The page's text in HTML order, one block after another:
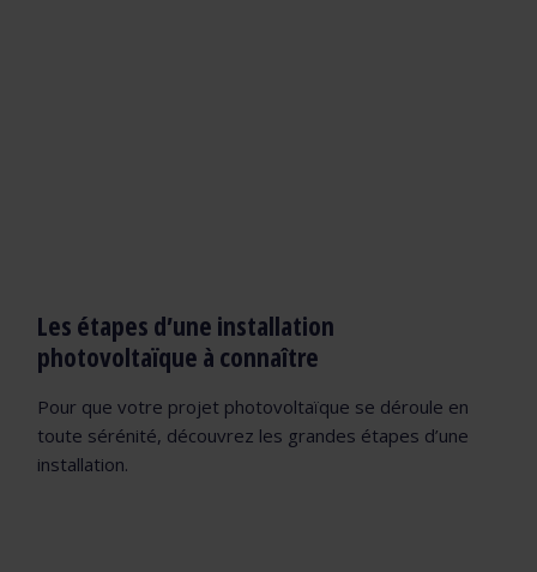
Les étapes d’une installation
photovoltaïque à connaître
Pour que votre projet photovoltaïque se déroule en
toute sérénité, découvrez les grandes étapes d’une
installation.